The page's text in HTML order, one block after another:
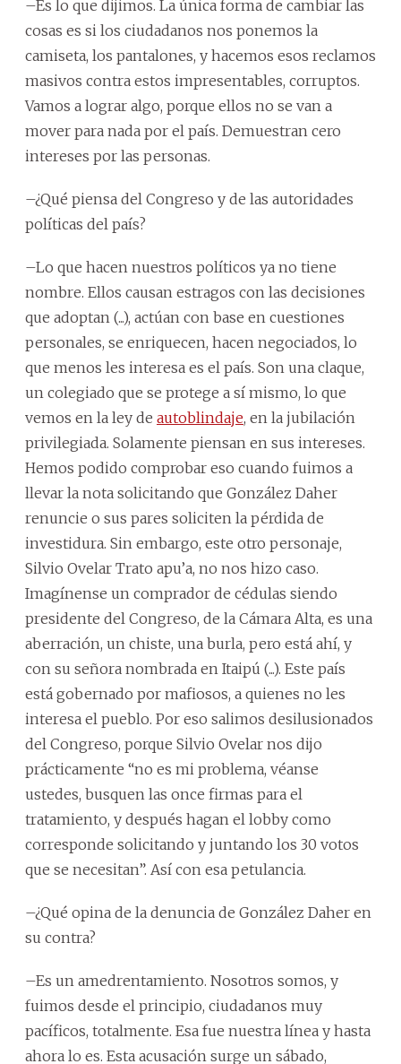
–Es lo que dijimos. La única forma de cambiar las
cosas es si los ciudadanos nos ponemos la
camiseta, los pantalones, y hacemos esos reclamos
masivos contra estos impresentables, corruptos.
Vamos a lograr algo, porque ellos no se van a
mover para nada por el país. Demuestran cero
intereses por las personas.
–¿Qué piensa del Congreso y de las autoridades
políticas del país?
–Lo que hacen nuestros políticos ya no tiene
nombre. Ellos causan estragos con las decisiones
que adoptan (...), actúan con base en cuestiones
personales, se enriquecen, hacen negociados, lo
que menos les interesa es el país. Son una claque,
un colegiado que se protege a sí mismo, lo que
vemos en la ley de autoblindaje, en la jubilación
privilegiada. Solamente piensan en sus intereses.
Hemos podido comprobar eso cuando fuimos a
llevar la nota solicitando que González Daher
renuncie o sus pares soliciten la pérdida de
investidura. Sin embargo, este otro personaje,
Silvio Ovelar Trato apu’a, no nos hizo caso.
Imagínense un comprador de cédulas siendo
presidente del Congreso, de la Cámara Alta, es una
aberración, un chiste, una burla, pero está ahí, y
con su señora nombrada en Itaipú (...). Este país
está gobernado por mafiosos, a quienes no les
interesa el pueblo. Por eso salimos desilusionados
del Congreso, porque Silvio Ovelar nos dijo
prácticamente “no es mi problema, véanse
ustedes, busquen las once firmas para el
tratamiento, y después hagan el lobby como
corresponde solicitando y juntando los 30 votos
que se necesitan”. Así con esa petulancia.
–¿Qué opina de la denuncia de González Daher en
su contra?
–Es un amedrentamiento. Nosotros somos, y
fuimos desde el principio, ciudadanos muy
pacíficos, totalmente. Esa fue nuestra línea y hasta
ahora lo es. Esta acusación surge un sábado,